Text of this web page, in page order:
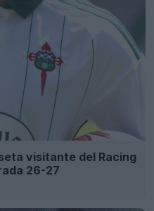
visitante del Racing
26-27